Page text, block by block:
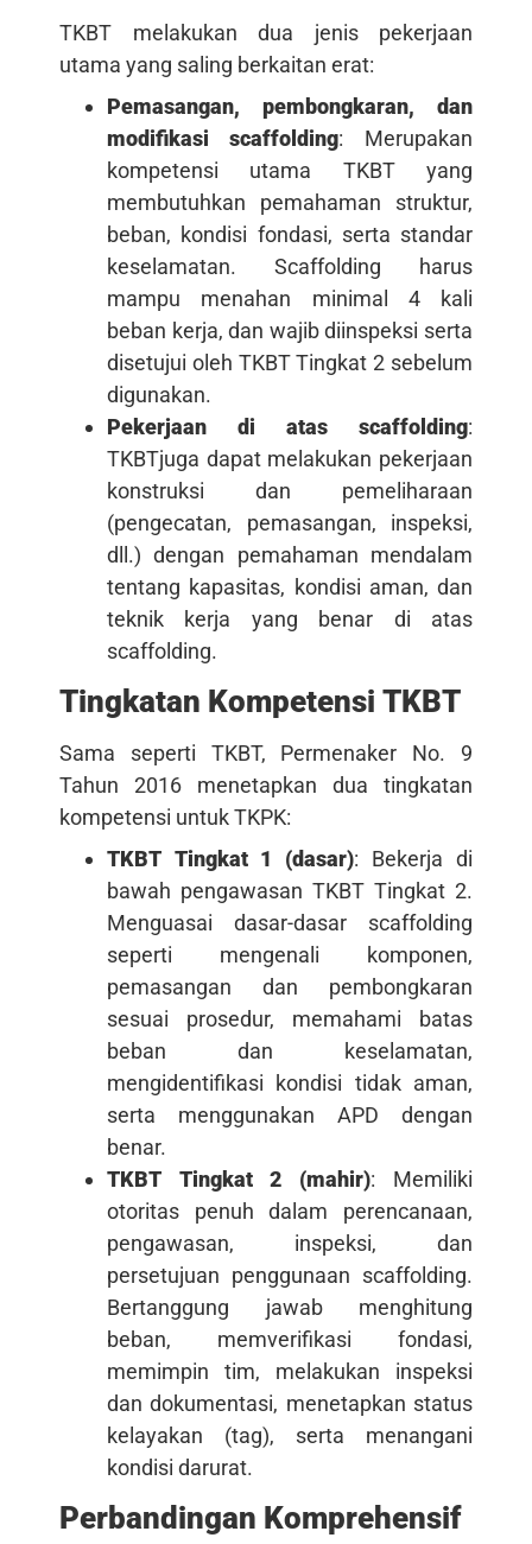
TKBT melakukan dua jenis pekerjaan
utama yang saling berkaitan erat:
Pemasangan, pembongkaran, dan
modifikasi scaffolding: Merupakan
kompetensi utama TKBT yang
membutuhkan pemahaman struktur,
beban, kondisi fondasi, serta standar
keselamatan. Scaffolding harus
mampu menahan minimal 4 kali
beban kerja, dan wajib diinspeksi serta
disetujui oleh TKBT Tingkat 2 sebelum
digunakan.
Pekerjaan di atas scaffolding:
TKBTjuga dapat melakukan pekerjaan
konstruksi dan pemeliharaan
(pengecatan, pemasangan, inspeksi,
dll.) dengan pemahaman mendalam
tentang kapasitas, kondisi aman, dan
teknik kerja yang benar di atas
scaffolding.
Tingkatan Kompetensi TKBT
Sama seperti TKBT, Permenaker No. 9
Tahun 2016 menetapkan dua tingkatan
kompetensi untuk TKPK:
TKBT Tingkat 1 (dasar): Bekerja di
bawah pengawasan TKBT Tingkat 2.
Menguasai dasar-dasar scaffolding
seperti mengenali komponen,
pemasangan dan pembongkaran
sesuai prosedur, memahami batas
beban dan keselamatan,
mengidentifikasi kondisi tidak aman,
serta menggunakan APD dengan
benar.
TKBT Tingkat 2 (mahir): Memiliki
otoritas penuh dalam perencanaan,
pengawasan, inspeksi, dan
persetujuan penggunaan scaffolding.
Bertanggung jawab menghitung
beban, memverifikasi fondasi,
memimpin tim, melakukan inspeksi
dan dokumentasi, menetapkan status
kelayakan (tag), serta menangani
kondisi darurat.
Perbandingan Komprehensif